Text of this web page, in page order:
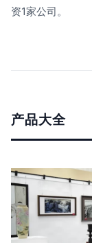
资1家公司。
产品大全